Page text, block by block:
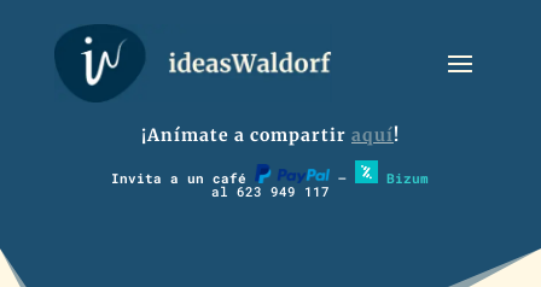
¡Anímate a compartir aquí!
Invita a un café – Bizum
al 623 949 117